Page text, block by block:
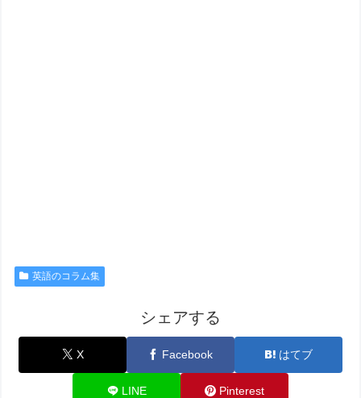
英語のコラム集
シェアする
X Facebook はてブ
LINE Pinterest